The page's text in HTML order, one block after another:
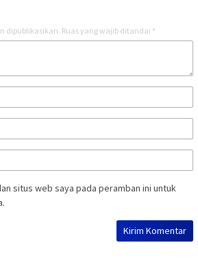
dipublikasikan. Ruas yang wajib ditandai *
situs web saya pada peramban ini untuk